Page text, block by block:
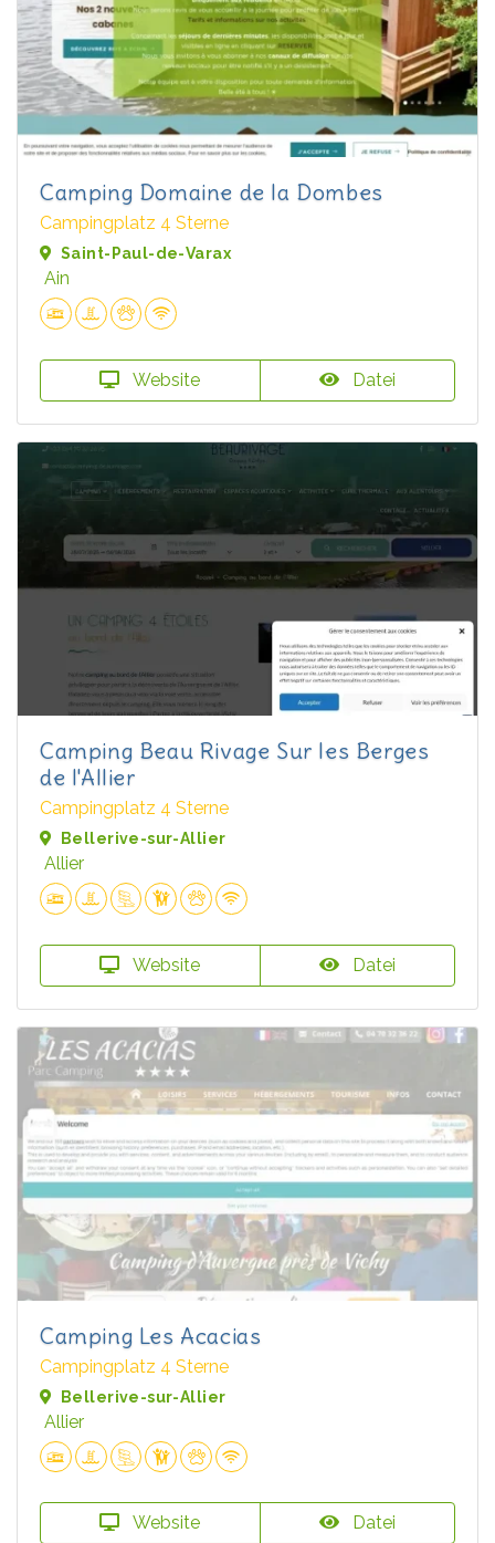
Camping Domaine de la Dombes
Campingplatz 4 Sterne
Saint-Paul-de-Varax
Ain
Website Datei
Camping Beau Rivage Sur les Berges
de l'Allier
Campingplatz 4 Sterne
Bellerive-sur-Allier
Allier
Website Datei
Camping Les Acacias
Campingplatz 4 Sterne
Bellerive-sur-Allier
Allier
Website Datei